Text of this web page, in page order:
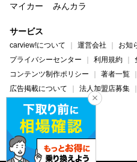
マイカー
みんカラ
サービス
carview!について 運営会社 お知
プライバシーセンター
利用規約
コンテンツ制作ポリシー
著者一覧
広告掲載について
法人加盟店募集
ヘルプ・お問い合わせ
carview! Yahoo! JAPAN